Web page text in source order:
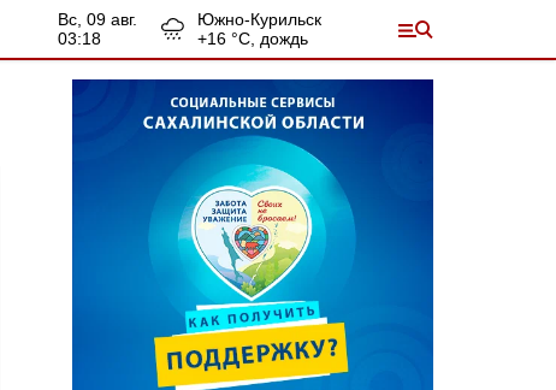
вс, 09 авг.
03:18
Южно-Курильск
+16 °С, дождь